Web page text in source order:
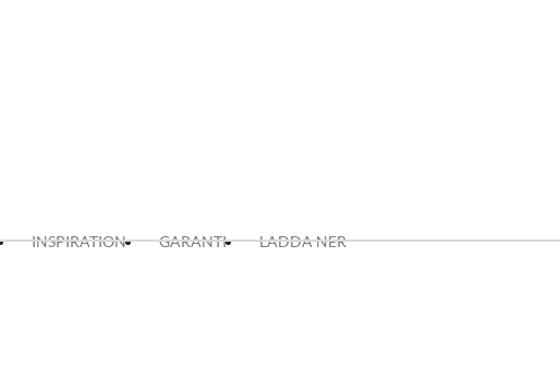
INSPIRATION GARANTI LADDA NER